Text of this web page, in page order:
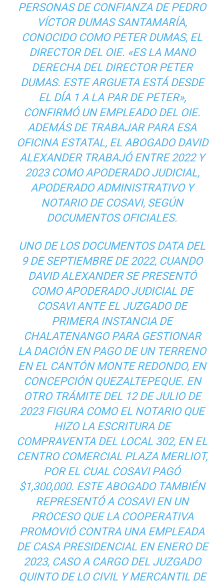
PERSONAS DE CONFIANZA DE PEDRO
VÍCTOR DUMAS SANTAMARÍA,
CONOCIDO COMO PETER DUMAS, EL
DIRECTOR DEL OIE. «ES LA MANO
DERECHA DEL DIRECTOR PETER
DUMAS. ESTE ARGUETA ESTÁ DESDE
EL DÍA 1 A LA PAR DE PETER»,
CONFIRMÓ UN EMPLEADO DEL OIE.
ADEMÁS DE TRABAJAR PARA ESA
OFICINA ESTATAL, EL ABOGADO DAVID
ALEXANDER TRABAJÓ ENTRE 2022 Y
2023 COMO APODERADO JUDICIAL,
APODERADO ADMINISTRATIVO Y
NOTARIO DE COSAVI, SEGÚN
DOCUMENTOS OFICIALES.
UNO DE LOS DOCUMENTOS DATA DEL
9 DE SEPTIEMBRE DE 2022, CUANDO
DAVID ALEXANDER SE PRESENTÓ
COMO APODERADO JUDICIAL DE
COSAVI ANTE EL JUZGADO DE
PRIMERA INSTANCIA DE
CHALATENANGO PARA GESTIONAR
LA DACIÓN EN PAGO DE UN TERRENO
EN EL CANTÓN MONTE REDONDO, EN
CONCEPCIÓN QUEZALTEPEQUE. EN
OTRO TRÁMITE DEL 12 DE JULIO DE
2023 FIGURA COMO EL NOTARIO QUE
HIZO LA ESCRITURA DE
COMPRAVENTA DEL LOCAL 302, EN EL
CENTRO COMERCIAL PLAZA MERLIOT,
POR EL CUAL COSAVI PAGÓ
$1,300,000. ESTE ABOGADO TAMBIÉN
REPRESENTÓ A COSAVI EN UN
PROCESO QUE LA COOPERATIVA
PROMOVIÓ CONTRA UNA EMPLEADA
DE CASA PRESIDENCIAL EN ENERO DE
2023, CASO A CARGO DEL JUZGADO
QUINTO DE LO CIVIL Y MERCANTIL DE